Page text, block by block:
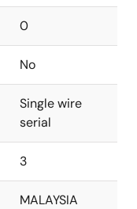
0
No
Single wire
serial
3
MALAYSIA